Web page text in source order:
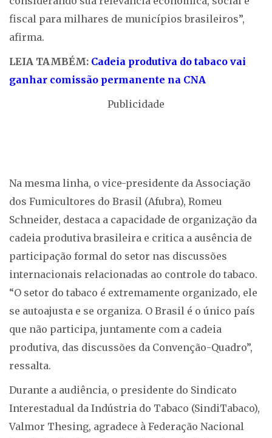
fiscal para milhares de municípios brasileiros”,
afirma.
LEIA TAMBÉM: Cadeia produtiva do tabaco vai
ganhar comissão permanente na CNA
Publicidade
Na mesma linha, o vice-presidente da Associação
dos Fumicultores do Brasil (Afubra), Romeu
Schneider, destaca a capacidade de organização da
cadeia produtiva brasileira e critica a ausência de
participação formal do setor nas discussões
internacionais relacionadas ao controle do tabaco.
“O setor do tabaco é extremamente organizado, ele
se autoajusta e se organiza. O Brasil é o único país
que não participa, juntamente com a cadeia
produtiva, das discussões da Convenção-Quadro”,
ressalta.
Durante a audiência, o presidente do Sindicato
Interestadual da Indústria do Tabaco (SindiTabaco),
Valmor Thesing, agradece à Federação Nacional